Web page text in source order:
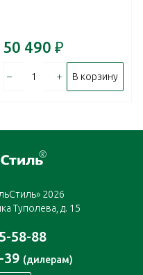
50 490 ₽
– + В корзину
2026
Туполева, д. 15
58-88
39 (дилерам)